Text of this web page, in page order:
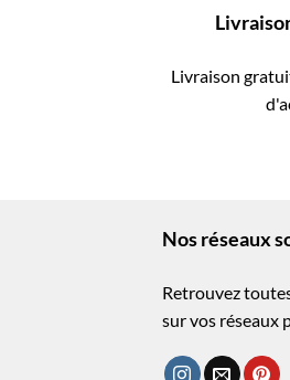
Livraison
Nos réseaux
Retrouvez
sur vos réseaux